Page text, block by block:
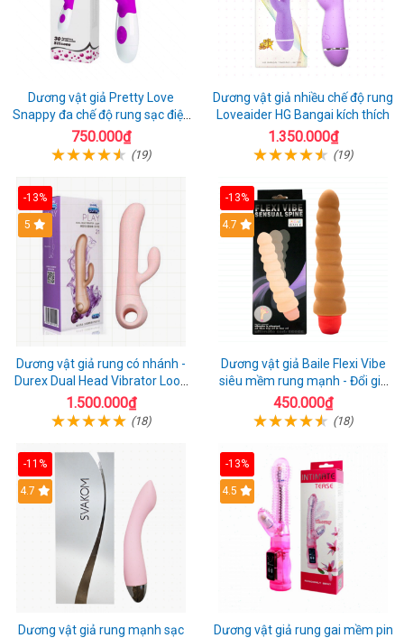
Dương vật giả Pretty Love
Snappy đa chế độ rung sạc điện
kích thích nữ
750.000₫
(19)
Dương vật giả nhiều chế độ rung
Loveaider HG Bangai kích thích
1.350.000₫
(19)
-13%
5
Dương vật giả rung có nhánh -
Durex Dual Head Vibrator Loop
21
1.500.000₫
(18)
-13%
4.7
Dương vật giả Baile Flexi Vibe
siêu mềm rung mạnh - Đổi gió
cuộc yêu mới
450.000₫
(18)
-11%
4.7
Dương vật giả rung mạnh sạc
-13%
4.5
Dương vật giả rung gai mềm pin